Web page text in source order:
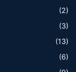
(2)
(3)
(13)
(6)